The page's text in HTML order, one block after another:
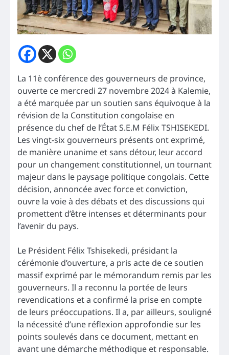
La 11è conférence des gouverneurs de province,
ouverte ce mercredi 27 novembre 2024 à Kalemie,
a été marquée par un soutien sans équivoque à la
révision de la Constitution congolaise en
présence du chef de l’État S.E.M Félix TSHISEKEDI.
Les vingt-six gouverneurs présents ont exprimé,
de manière unanime et sans détour, leur accord
pour un changement constitutionnel, un tournant
majeur dans le paysage politique congolais. Cette
décision, annoncée avec force et conviction,
ouvre la voie à des débats et des discussions qui
promettent d’être intenses et déterminants pour
l’avenir du pays.
Le Président Félix Tshisekedi, présidant la
cérémonie d’ouverture, a pris acte de ce soutien
massif exprimé par le mémorandum remis par les
gouverneurs. Il a reconnu la portée de leurs
revendications et a confirmé la prise en compte
de leurs préoccupations. Il a, par ailleurs, souligné
la nécessité d’une réflexion approfondie sur les
points soulevés dans ce document, mettant en
avant une démarche méthodique et responsable.